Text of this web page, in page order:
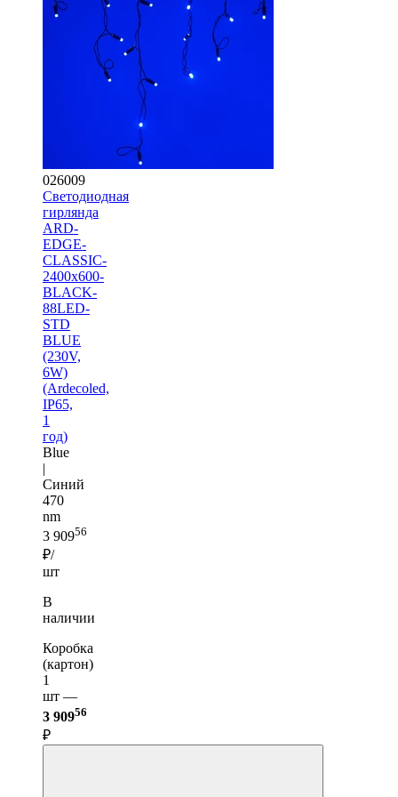
026009
Светодиодная
гирлянда
ARD-
EDGE-
CLASSIC-
2400x600-
BLACK-
88LED-
STD
BLUE
(230V,
6W)
(Ardecoled,
IP65,
1
год)
Blue
|
Синий
470
nm
3 90956
₽/
шт
В
наличии
Коробка
(картон)
1
шт —
3 90956
₽